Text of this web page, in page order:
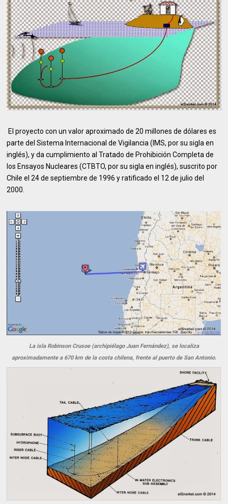
El proyecto con un valor aproximado de 20 millones de dólares es
parte del Sistema Internacional de Vigilancia (IMS, por su sigla en
inglés), y da cumplimiento al Tratado de Prohibición Completa de
los Ensayos Nucleares (CTBTO, por su sigla en inglés), suscrito por
Chile el 24 de septiembre de 1996 y ratificado el 12 de julio del
2000.
La isla Robinson Crusoe (archipiélago Juan Fernández), se localiza
aproximadamente a 670 km de la costa chilena, frente al puerto de San Antonio.